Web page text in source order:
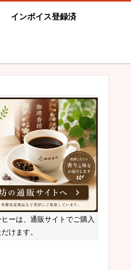
インボイス登録済
ーは、通販サイトでご購入
けます。